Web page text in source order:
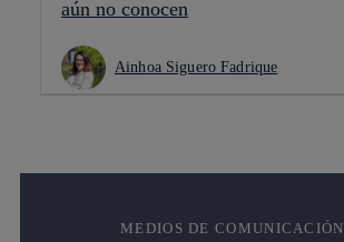
aún no conocen
Ainhoa Siguero Fadrique
MEDIOS DE COMUNICACIÓN